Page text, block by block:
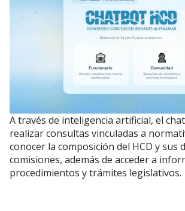
A través de inteligencia artificial, el
realizar consultas vinculadas a
conocer la composición del HCD y sus
comisiones, además de acceder a
procedimientos y trámites legislativos.